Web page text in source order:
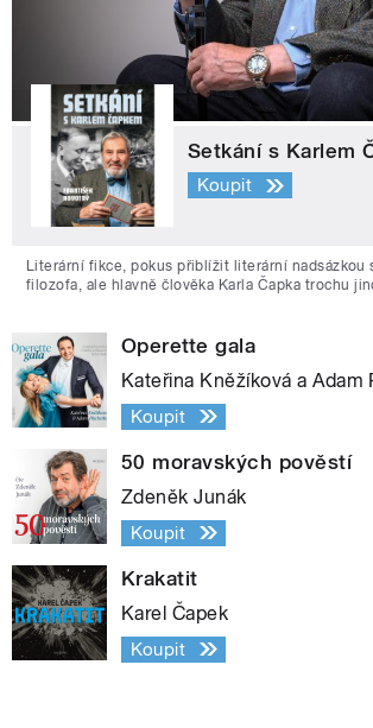
Setkání s Karlem
Koupit
Literární fikce, pokus přiblížit literární nadsázkou
filozofa, ale hlavně člověka Karla Čapka trochu
Operette gala
Kateřina Kněžíková a Adam
Koupit
50 moravských pověstí
Zdeněk Junák
Koupit
Krakatit
Karel Čapek
Koupit